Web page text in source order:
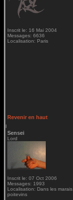
Inscrit le: 16 Mai 2004
Messages: 6636
Localisation: Paris
Revenir en haut
Sensei
Lord
Inscrit le: 07 Oct 2006
Messages: 1993
Localisation: Dans les marais
poitevins